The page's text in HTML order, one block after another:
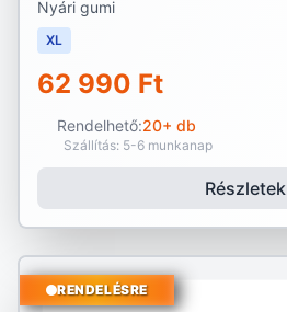
Nyári gumi
XL
62 990 Ft
Rendelhető:20+ db
Szállítás: 5-6 munkanap
Részletek
RENDELÉSRE